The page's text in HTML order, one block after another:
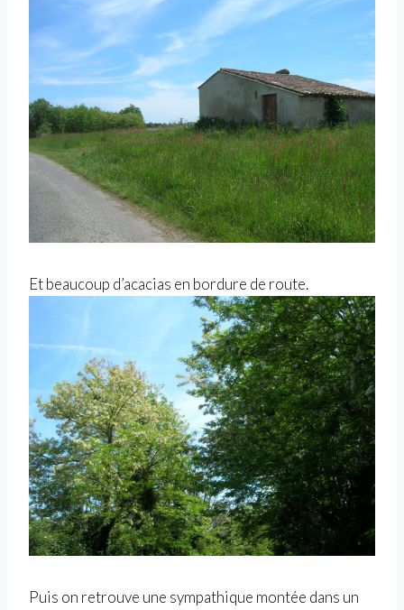
Et beaucoup d’acacias en bordure de route.
Puis on retrouve une sympathique montée dans un